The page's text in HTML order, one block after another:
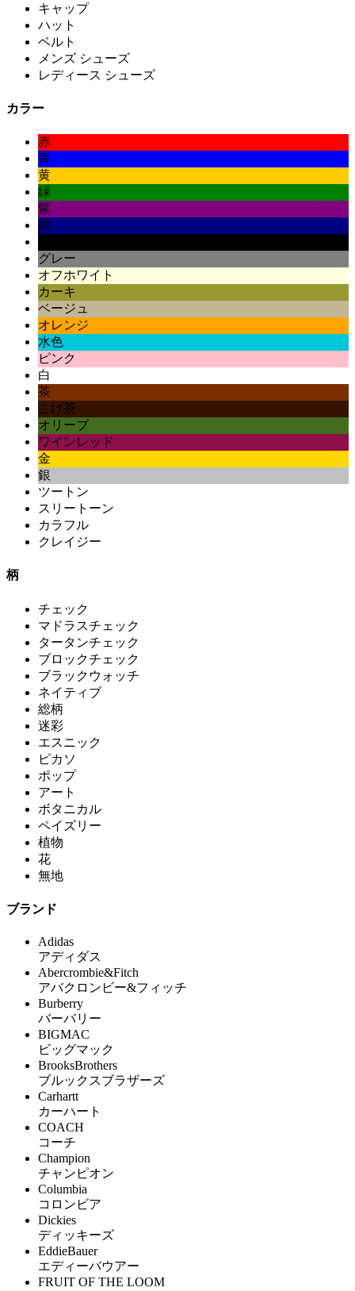
キャップ
ハット
ベルト
メンズ シューズ
レディース シューズ
カラー
赤
青
黄
緑
紫
紺
グレー
オフホワイト
カーキ
ベージュ
オレンジ
水色
ピンク
白
茶
こげ茶
オリーブ
ワインレッド
金
銀
ツートン
スリートーン
カラフル
クレイジー
柄
チェック
マドラスチェック
タータンチェック
ブロックチェック
ブラックウォッチ
ネイティブ
総柄
迷彩
エスニック
ピカソ
ポップ
アート
ボタニカル
ペイズリー
植物
花
無地
ブランド
Adidas
アディダス
Abercrombie&Fitch
アバクロンビー&フィッチ
Burberry
バーバリー
BIGMAC
ビッグマック
BrooksBrothers
ブルックスブラザーズ
Carhartt
カーハート
COACH
コーチ
Champion
チャンピオン
Columbia
コロンビア
Dickies
ディッキーズ
EddieBauer
エディーバウアー
FRUIT OF THE LOOM